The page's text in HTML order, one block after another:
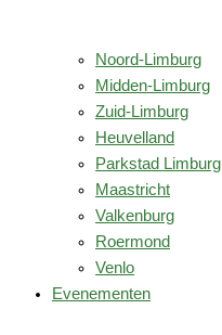
Noord-Limburg
Midden-Limburg
Zuid-Limburg
Heuvelland
Parkstad Limburg
Maastricht
Valkenburg
Roermond
Venlo
Evenementen